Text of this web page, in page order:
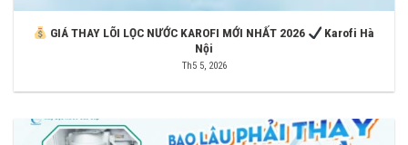
GIÁ THAY LÕI LỌC NƯỚC KAROFI MỚI NHẤT 2026
Karofi Hà
Nội
Th5 5, 2026